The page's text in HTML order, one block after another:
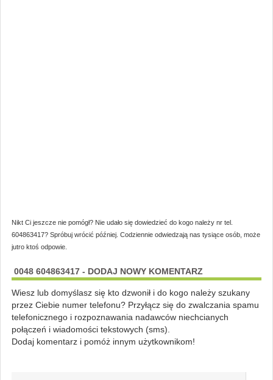
Nikt Ci jeszcze nie pomógł? Nie udało się dowiedzieć do kogo należy nr tel.
604863417? Spróbuj wrócić później. Codziennie odwiedzają nas tysiące osób, może
jutro ktoś odpowie.
0048 604863417 - DODAJ NOWY KOMENTARZ
Wiesz lub domyślasz się kto dzwonił i do kogo należy szukany
przez Ciebie numer telefonu? Przyłącz się do zwalczania spamu
telefonicznego i rozpoznawania nadawców niechcianych
połączeń i wiadomości tekstowych (sms).
Dodaj komentarz i pomóż innym użytkownikom!